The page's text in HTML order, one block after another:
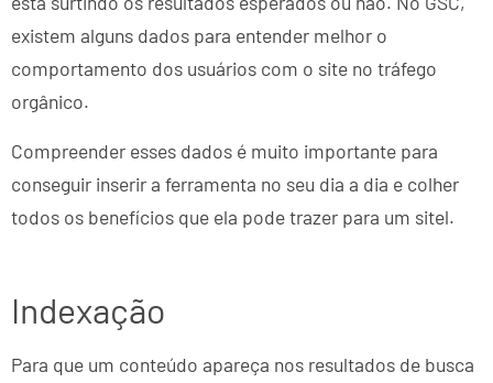
existem alguns dados para entender melhor o
comportamento dos usuários com o site no tráfego
orgânico.
Compreender esses dados é muito importante para
conseguir inserir a ferramenta no seu dia a dia e colher
todos os benefícios que ela pode trazer para um sitel.
Indexação
Para que um conteúdo apareça nos resultados de busca